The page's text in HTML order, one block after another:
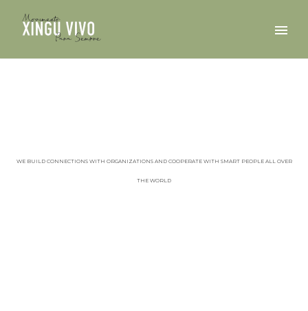
WE BUILD CONNECTIONS WITH ORGANIZATIONS AND COOPERATE WITH SMART PEOPLE ALL OVER
THE WORLD